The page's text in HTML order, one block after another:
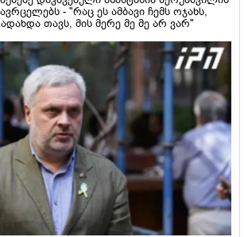
- "რაც ეს ამბავი ჩემს ოჯახს,
თავს, მის მერე მე მე არ ვარ"